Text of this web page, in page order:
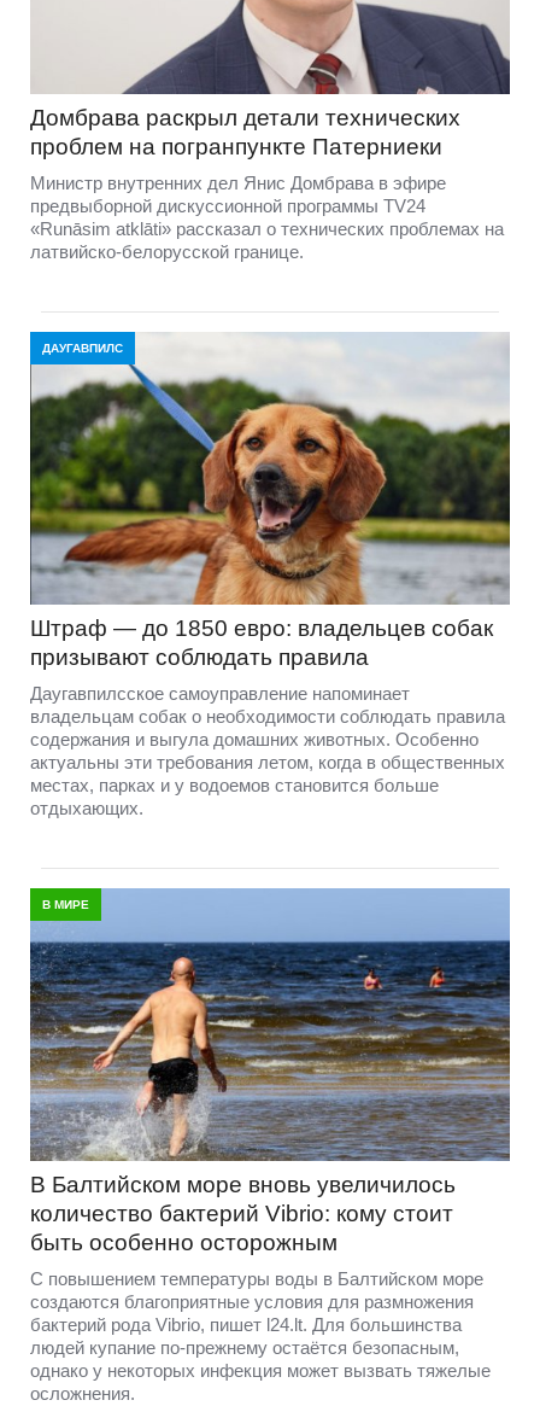
Домбравa раскрыл детали технических
проблем на погранпункте Патерниеки
Министр внутренних дел Янис Домбрава в эфире
предвыборной дискуссионной программы TV24
«Runāsim atklāti» рассказал о технических проблемах на
латвийско-белорусской границе.
ДАУГАВПИЛС
Штраф — до 1850 евро: владельцев собак
призывают соблюдать правила
Даугавпилсское самоуправление напоминает
владельцам собак о необходимости соблюдать правила
содержания и выгула домашних животных. Особенно
актуальны эти требования летом, когда в общественных
местах, парках и у водоемов становится больше
отдыхающих.
В МИРЕ
В Балтийском море вновь увеличилось
количество бактерий Vibrio: кому стоит
быть особенно осторожным
С повышением температуры воды в Балтийском море
создаются благоприятные условия для размножения
бактерий рода Vibrio, пишет l24.lt. Для большинства
людей купание по-прежнему остаётся безопасным,
однако у некоторых инфекция может вызвать тяжелые
осложнения.